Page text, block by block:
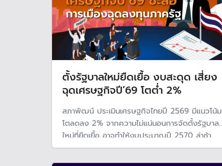
ตั้งรัฐบาลใหม่ยืดเยื้อ งบสะดุด เสี่ยง
ฉุดเศรษฐกิจปี’69 โตต่ำ 2%
สภาพัฒน์ ประเมินเศรษฐกิจไทยปี 2569 มีแนวโน้ม
โตลดลง 2% จากความไม่แน่นอนการจัดตั้งรัฐบาล
ใหม่ที่ยืดเยื้อ อาจทำให้งบประมาณปี 2570 ล่าช้า
กระทบหนักการเบิกจ่ายลงทุนภาครัฐ